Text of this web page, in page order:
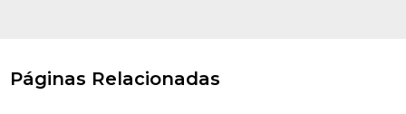
Páginas Relacionadas